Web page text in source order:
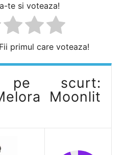
te si voteaza!
primul care voteaza!
pe scurt:
Moonlit